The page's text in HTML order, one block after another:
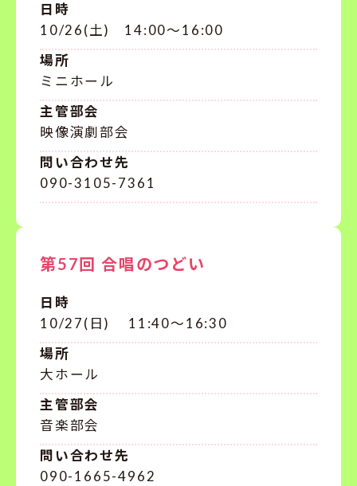
日時
10/26(土) 14:00～16:00
場所
ミニホール
主管部会
映像演劇部会
問い合わせ先
090-3105-7361
第57回 合唱のつどい
日時
10/27(日) 11:40～16:30
場所
大ホール
主管部会
音楽部会
問い合わせ先
090-1665-4962